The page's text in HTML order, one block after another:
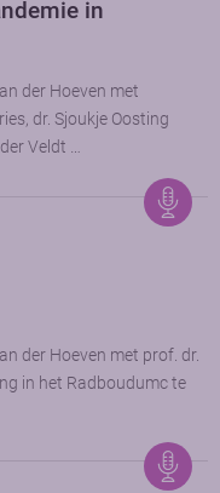
in
der Hoeven met
dr. Sjoukje Oosting
Veldt …
der Hoeven met prof. dr.
in het Radboudumc te